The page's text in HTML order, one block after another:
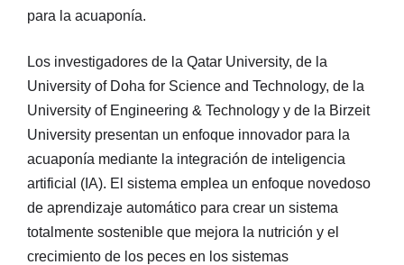
para la acuaponía.
Los investigadores de la Qatar University, de la
University of Doha for Science and Technology, de la
University of Engineering & Technology y de la Birzeit
University presentan un enfoque innovador para la
acuaponía mediante la integración de inteligencia
artificial (IA). El sistema emplea un enfoque novedoso
de aprendizaje automático para crear un sistema
totalmente sostenible que mejora la nutrición y el
crecimiento de los peces en los sistemas